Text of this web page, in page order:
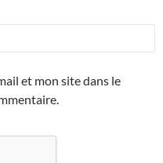
et mon site dans le